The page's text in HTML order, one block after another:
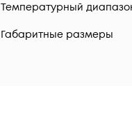
Температурный
Габаритные размеры